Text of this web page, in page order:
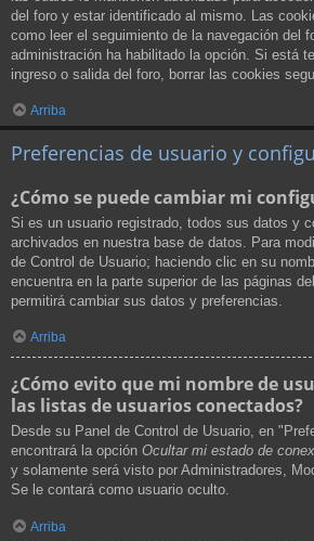
del foro y estar identificado al mismo. Las
como leer el seguimiento de la navegación del
administración ha habilitado la opción. Si está
ingreso o salida del foro, borrar las cookies
Arriba
Preferencias de usuario y
¿Cómo se puede cambiar mi
Si es un usuario registrado, todos sus datos y
archivados en nuestra base de datos. Para
de Control de Usuario; haciendo clic en su
encuentra en la parte superior de las páginas
permitirá cambiar sus datos y preferencias.
Arriba
¿Cómo evito que mi nombre de
las listas de usuarios conectados?
Desde su Panel de Control de Usuario, en
encontrará la opción Ocultar mi estado de
y solamente será visto por Administradores,
Se le contará como usuario oculto.
Arriba